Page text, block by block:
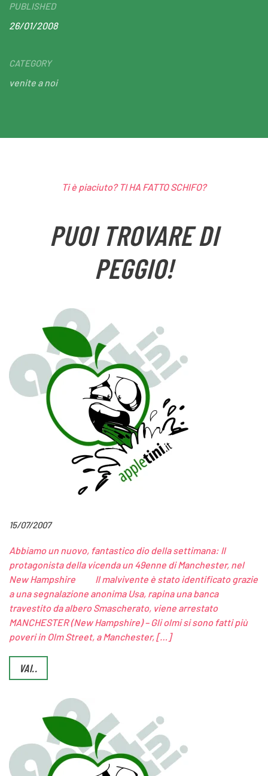
PUBLISHED
26/01/2008
CATEGORY
venite a noi
Ti è piaciuto? TI HA FATTO SCHIFO?
PUOI TROVARE DI
PEGGIO!
15/07/2007
Abbiamo un nuovo, fantastico dio della settimana: Il
protagonista della vicenda un 49enne di Manchester, nel
New Hampshire Il malvivente è stato identificato grazie
a una segnalazione anonima Usa, rapina una banca
travestito da albero Smascherato, viene arrestato
MANCHESTER (New Hampshire) – Gli olmi si sono fatti più
poveri in Olm Street, a Manchester, […]
VAI..